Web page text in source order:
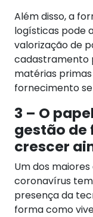
Além disso, a
logísticas pode
valorização de
cadastramento
matérias
fornecimento
3 – O
gestão de
crescer
Um dos
coronavírus
presença da
forma como